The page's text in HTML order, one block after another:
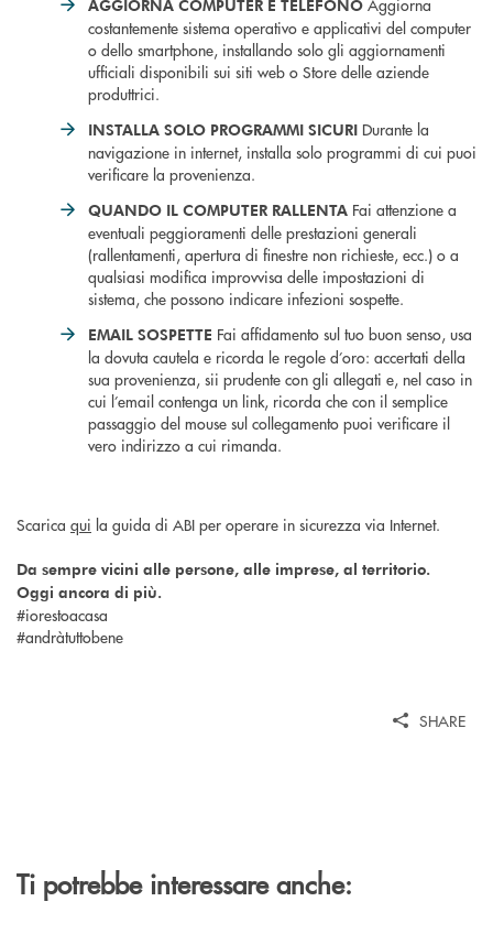
AGGIORNA COMPUTER E TELEFONO Aggiorna
costantemente sistema operativo e applicativi del computer
o dello smartphone, installando solo gli aggiornamenti
ufficiali disponibili sui siti web o Store delle aziende
produttrici.
INSTALLA SOLO PROGRAMMI SICURI Durante la
navigazione in internet, installa solo programmi di cui puoi
verificare la provenienza.
QUANDO IL COMPUTER RALLENTA Fai attenzione a
eventuali peggioramenti delle prestazioni generali
(rallentamenti, apertura di finestre non richieste, ecc.) o a
qualsiasi modifica improvvisa delle impostazioni di
sistema, che possono indicare infezioni sospette.
EMAIL SOSPETTE Fai affidamento sul tuo buon senso, usa
la dovuta cautela e ricorda le regole d’oro: accertati della
sua provenienza, sii prudente con gli allegati e, nel caso in
cui l’email contenga un link, ricorda che con il semplice
passaggio del mouse sul collegamento puoi verificare il
vero indirizzo a cui rimanda.
Scarica qui la guida di ABI per operare in sicurezza via Internet.
Da sempre vicini alle persone, alle imprese, al territorio.
Oggi ancora di più.
#iorestoacasa
#andràtuttobene
SHARE
Ti potrebbe interessare anche: